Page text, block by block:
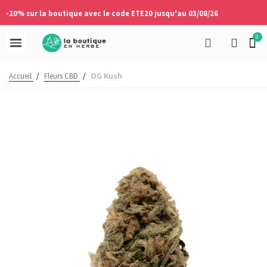
-20% sur la boutique avec le code ETE20 jusqu'au 03/08/26
Accueil / Fleurs CBD / OG Kush